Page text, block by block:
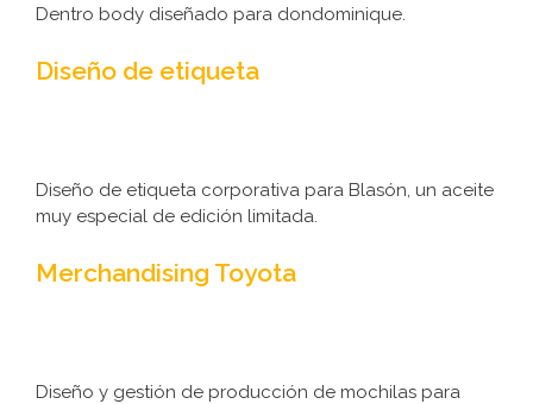
Dentro body diseñado para dondominique.
Diseño de etiqueta
Diseño de etiqueta corporativa para Blasón, un aceite
muy especial de edición limitada.
Merchandising Toyota
Diseño y gestión de producción de mochilas para